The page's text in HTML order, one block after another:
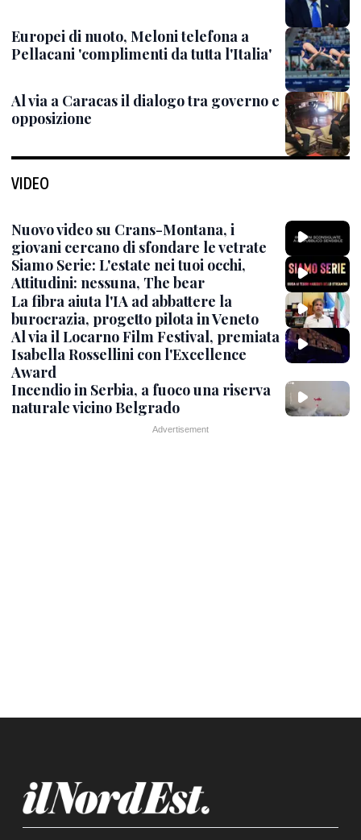
Europei di nuoto, Meloni telefona a
Pellacani 'complimenti da tutta l'Italia'
Al via a Caracas il dialogo tra governo e
opposizione
VIDEO
Nuovo video su Crans-Montana, i
giovani cercano di sfondare le vetrate
Siamo Serie: L'estate nei tuoi occhi,
Attitudini: nessuna, The bear
La fibra aiuta l'IA ad abbattere la
burocrazia, progetto pilota in Veneto
Al via il Locarno Film Festival, premiata
Isabella Rossellini con l'Excellence
Award
Incendio in Serbia, a fuoco una riserva
naturale vicino Belgrado